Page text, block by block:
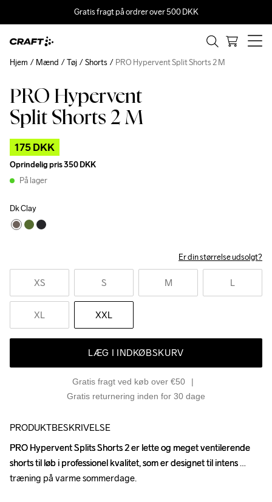
Gratis fragt på ordrer over 500 DKK
PRO Hypervent
Split Shorts 2 M
175 DKK
Oprindelig pris350 DKK
På lager
Dk Clay
Er din størrelse udsolgt?
XS S M L
XL XXL
LÆG I INDKØBSKURV
Gratis fragt ved køb over €50
Gratis returnering inden for 30 dage
Hjem Mænd Tøj Shorts PRO Hypervent Split Shorts 2 M
Outlet
PRODUKTBESKRIVELSE
PRO Hypervent Splits Shorts 2 er lette og meget ventilerende
shorts til løb i professionel kvalitet, som er designet til intens
træning på varme sommerdage.
PRO Hypervent Splits Shorts 2 er lette og meget ventilerende
shorts til løb i professionel kvalitet, som er designet til intens
træning på varme sommerdage.